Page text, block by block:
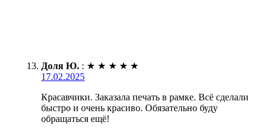
Доля Ю. : ★ ★ ★ ★ ★
17.02.2025
Красавчики. Заказала печать в рамке. Всё сделали
быстро и очень красиво. Обязательно буду
обращаться ещё!